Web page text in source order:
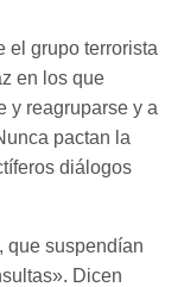
el grupo terrorista
en los que
y reagruparse y a
pactan la
diálogos
que suspendían
Dicen